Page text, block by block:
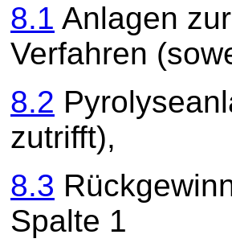
8.1 Anlagen
Verfahren
8.2
zutrifft),
8.3
Spalte 1